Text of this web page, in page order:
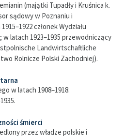
(majątki Tupadły i Kruśnica k.
sądowy w Poznaniu i
członek Wydziału
latach 1923–1935 przewodniczący
Landwirtschaftliche
Rolnicze Polski Zachodniej).
w latach 1908–1918.
śmierci
przez władze polskie i